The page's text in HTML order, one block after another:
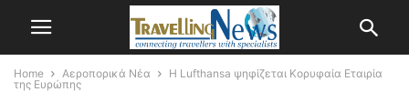
Home Αεροπορικά Νέα
Η Lufthansa ψηφίζεται Κορυφαία Εταιρία
της Ευρώπης